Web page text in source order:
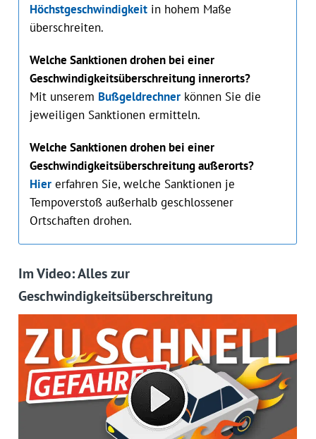
Höchstgeschwindigkeitin hohem Maße
überschreiten.
Welche Sanktionen drohen bei einer
Geschwindigkeitsüberschreitung innerorts?
Mit unserem Bußgeldrechnerkönnen Sie die
jeweiligen Sanktionen ermitteln.
Welche Sanktionen drohen bei einer
Geschwindigkeitsüberschreitung außerorts?
Hiererfahren Sie, welche Sanktionen je
Tempoverstoß außerhalb geschlossener
Ortschaften drohen.
Im Video: Alles zur
Geschwindigkeitsüberschreitung